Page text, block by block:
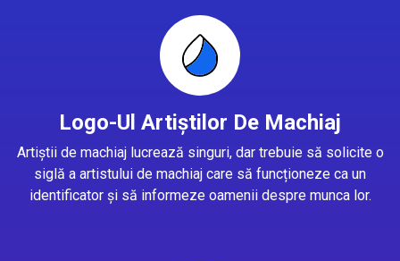
Logo-Ul Artiștilor De Machiaj
Artiștii de machiaj lucrează singuri, dar trebuie să solicite o
siglă a artistului de machiaj care să funcționeze ca un
identificator și să informeze oamenii despre munca lor.